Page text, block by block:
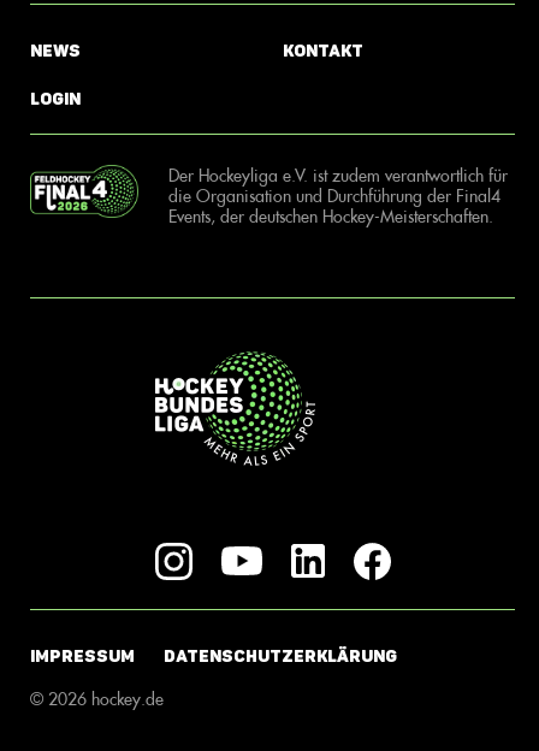
News
Login
Kontakt
Der Hockeyliga e.V. ist zudem verantwortlich für
die Organisation und Durchführung der Final4
Events, der deutschen Hockey-Meisterschaften.
IMPRESSUM DATENSCHUTZERKLÄRUNG
© 2026 hockey.de